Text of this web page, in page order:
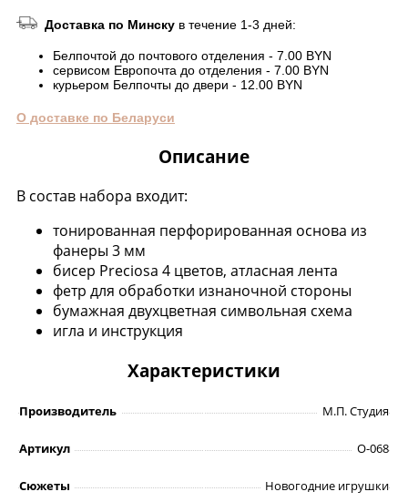
Доставка по Минску в течение 1-3 дней:
Белпочтой до почтового отделения - 7.00 BYN
сервисом Европочта до отделения - 7.00 BYN
курьером Белпочты до двери - 12.00 BYN
О доставке по Беларуси
Описание
В состав набора входит:
тонированная перфорированная основа из
фанеры 3 мм
бисер Preciosa 4 цветов, атласная лента
фетр для обработки изнаночной стороны
бумажная двухцветная символьная схема
игла и инструкция
Характеристики
Производитель М.П. Студия
Артикул О-068
Сюжеты Новогодние игрушки